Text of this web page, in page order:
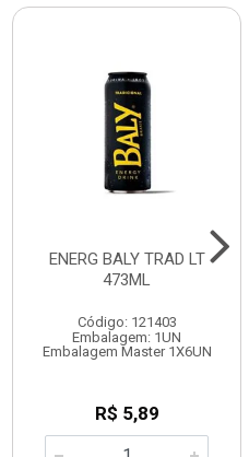
ENERG BALY TRAD LT
473ML
Código: 121403
Embalagem: 1UN
Embalagem Master 1X6UN
R$ 5,89